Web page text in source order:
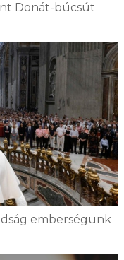
Donát-búcsút
emberségünk